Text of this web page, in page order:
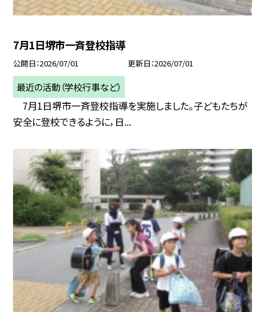
7月1日堺市一斉登校指導
公開日 2026/07/01 更新日 2026/07/01
最近の活動（学校行事など）
7月1日堺市一斉登校指導を実施しました。子どもたちが
安全に登校できるように，日...